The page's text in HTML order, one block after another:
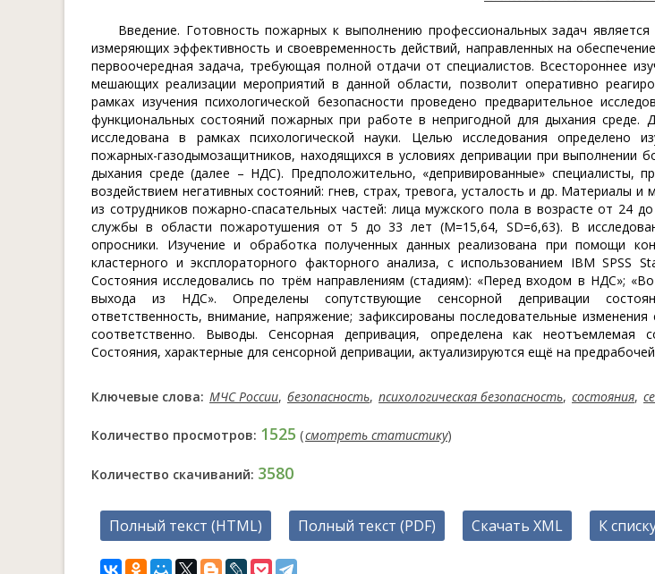
Введение. Готовность пожарных к выполнению профессиональных задач
измеряющих эффективность и своевременность действий, направленных на
первоочередная задача, требующая полной отдачи от специалистов. Всестороннее
мешающих реализации мероприятий в данной области, позволит оперативно
рамках изучения психологической безопасности проведено предварительное
функциональных состояний пожарных при работе в непригодной для дыхания среде.
исследована в рамках психологической науки. Целью исследования определено
пожарных-газодымозащитников, находящихся в условиях депривации при выполнении
дыхания среде (далее – НДС). Предположительно, «депривированные» специалисты,
воздействием негативных состояний: гнев, страх, тревога, усталость и др. Материалы
из сотрудников пожарно-спасательных частей: лица мужского пола в возрасте от 24
службы в области пожаротушения от 5 до 33 лет (M=15,64, SD=6,63). В
опросники. Изучение и обработка полученных данных реализована при помощи
кластерного и эксплораторного факторного анализа, с использованием IBM SPSS
Состояния исследовались по трём направлениям (стадиям): «Перед входом в НДС»;
выхода из НДС». Определены сопутствующие сенсорной депривации
ответственность, внимание, напряжение; зафиксированы последовательные
соответственно. Выводы. Сенсорная депривация, определена как
Состояния, характерные для сенсорной депривации, актуализируются ещё на
Ключевые слова: МЧС России, безопасность, психологическая безопасность, состояния,
Количество просмотров: 1525 (смотреть статистику)
Количество скачиваний: 3580
Полный текст (HTML) Полный текст (PDF) Скачать XML К